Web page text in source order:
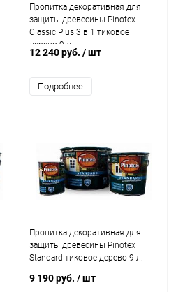
Пропитка декоративная для
защиты древесины Pinotex
Classic Plus 3 в 1 тиковое
дерево 9 л.
12 240 руб. / шт
Подробнее
Пропитка декоративная для
защиты древесины Pinotex
Standard тиковое дерево 9 л.
9 190 руб. / шт